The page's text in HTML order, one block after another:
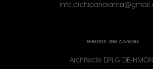
Gestion des cookies
Architecte DPLG DE-